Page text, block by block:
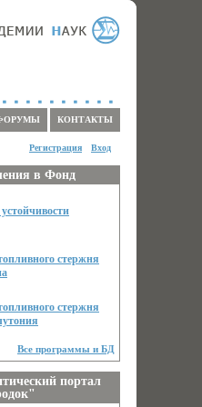
КОНТАКТЫ
Вход
Регистрация
в Фонд
стержня
стержня
Все программы и БД
портал